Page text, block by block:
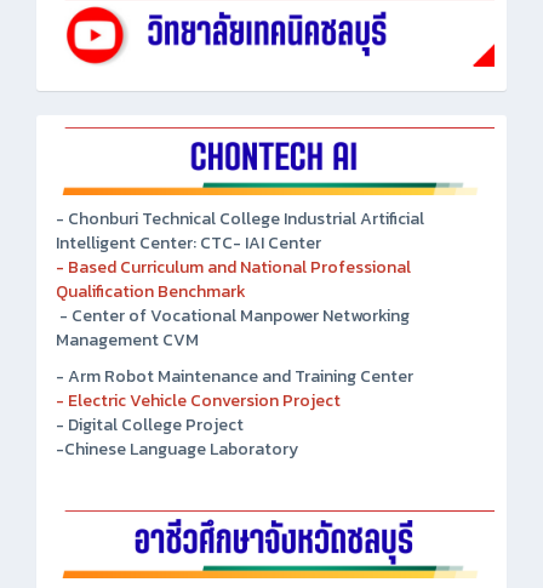
- Chonburi Technical College Industrial Artificial
Intelligent Center: CTC- IAI Center
- Based Curriculum and National Professional
Qualification Benchmark
- Center of Vocational Manpower Networking
Management CVM
- Arm Robot Maintenance and Training Center
- Electric Vehicle Conversion Project
- Digital College Project
-Chinese Language Laboratory